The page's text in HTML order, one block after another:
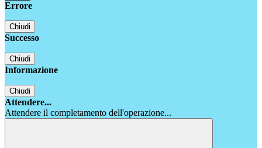
Errore
Chiudi
Successo
Chiudi
Informazione
Chiudi
Attendere...
Attendere il completamento dell'operazione...